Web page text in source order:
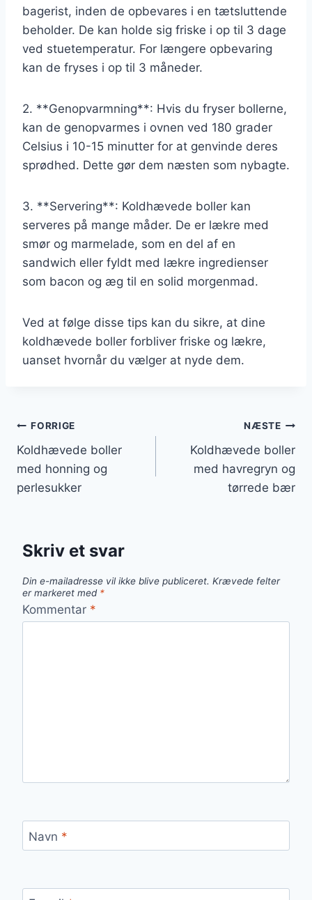
bagerist, inden de opbevares i en tætsluttende
beholder. De kan holde sig friske i op til 3 dage
ved stuetemperatur. For længere opbevaring
kan de fryses i op til 3 måneder.
2. **Genopvarmning**: Hvis du fryser bollerne,
kan de genopvarmes i ovnen ved 180 grader
Celsius i 10-15 minutter for at genvinde deres
sprødhed. Dette gør dem næsten som nybagte.
3. **Servering**: Koldhævede boller kan
serveres på mange måder. De er lækre med
smør og marmelade, som en del af en
sandwich eller fyldt med lækre ingredienser
som bacon og æg til en solid morgenmad.
Ved at følge disse tips kan du sikre, at dine
koldhævede boller forbliver friske og lækre,
uanset hvornår du vælger at nyde dem.
Indlægsnavigation
FORRIGE
Koldhævede boller
med honning og
perlesukker
NÆSTE
Koldhævede boller
med havregryn og
tørrede bær
Skriv et svar
Din e-mailadresse vil ikke blive publiceret. Krævede felter
er markeret med *
Kommentar *
Navn *